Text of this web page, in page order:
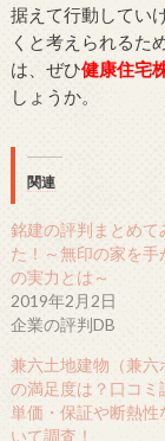
据えて行動してい
くと考えられるた
は、ぜひ健康住宅
しょうか。
関連
銘建の評判まとめて
た！～無印の家を手
の実力とは～
2019年2月2日
企業の評判DB
兼六土地建物（兼六
の満足度は？口コミ
単価・保証や断熱性
いて調査！